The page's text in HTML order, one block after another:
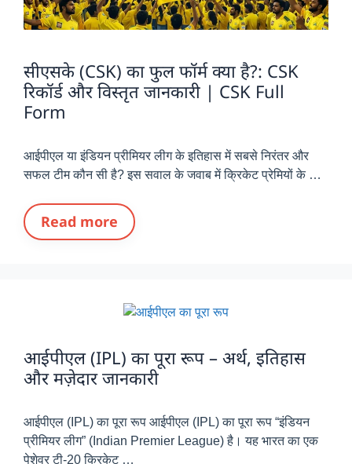
सीएसके (CSK) का फुल फॉर्म क्या है?: CSK
रिकॉर्ड और विस्तृत जानकारी | CSK Full
Form
आईपीएल या इंडियन प्रीमियर लीग के इतिहास में सबसे निरंतर और
सफल टीम कौन सी है? इस सवाल के जवाब में क्रिकेट प्रेमियों के …
Read more
आईपीएल (IPL) का पूरा रूप – अर्थ, इतिहास
और मज़ेदार जानकारी
आईपीएल (IPL) का पूरा रूप आईपीएल (IPL) का पूरा रूप “इंडियन
प्रीमियर लीग” (Indian Premier League) है। यह भारत का एक
पेशेवर टी-20 क्रिकेट …